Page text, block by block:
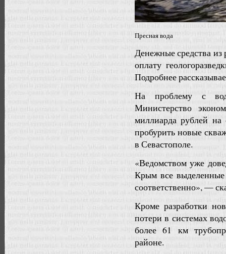
Пресная вода
Денежные средства из
оплату
Подробнее
На проблему с
Министерство
миллиарда рублей
пробурить новые
в Севастополе.
«Ведомством уже
Крым все выделенные
соответственно», —
Кроме разработки
потери в системах
более 61 км
районе.